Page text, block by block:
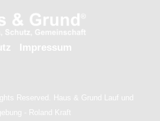
Impressum
Reserved. Haus & Grund Lauf und
- Roland Kraft